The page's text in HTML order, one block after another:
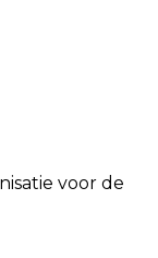
voor de